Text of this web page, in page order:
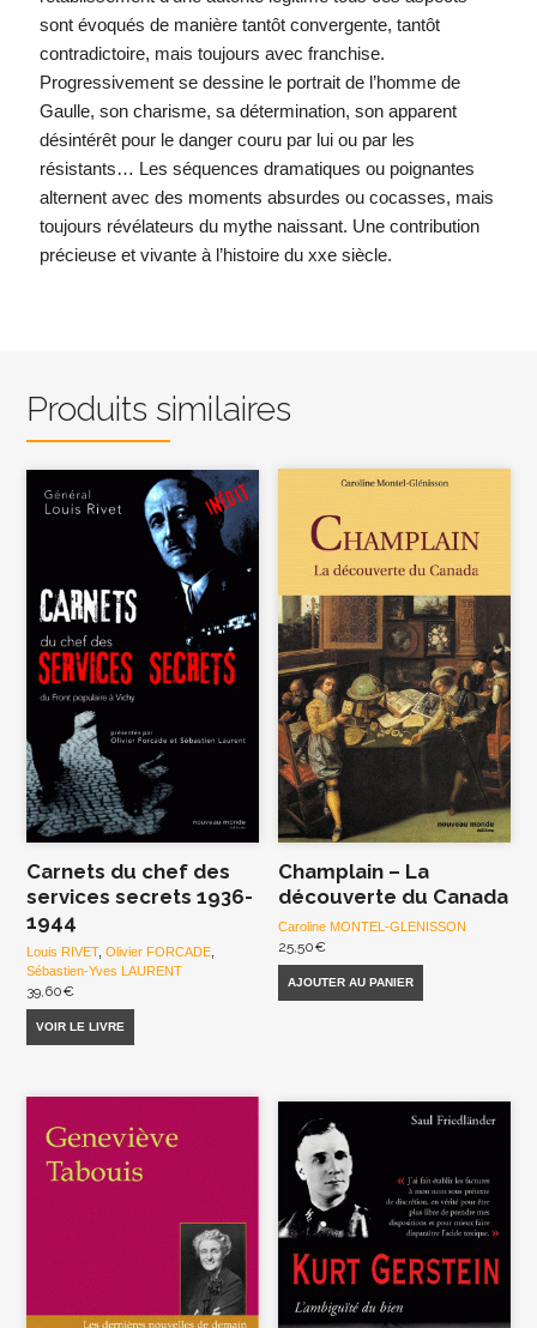
sont évoqués de manière tantôt convergente, tantôt
contradictoire, mais toujours avec franchise.
Progressivement se dessine le portrait de l’homme de
Gaulle, son charisme, sa détermination, son apparent
désintérêt pour le danger couru par lui ou par les
résistants… Les séquences dramatiques ou poignantes
alternent avec des moments absurdes ou cocasses, mais
toujours révélateurs du mythe naissant. Une contribution
précieuse et vivante à l’histoire du xxe siècle.
Produits similaires
Carnets du chef des
services secrets 1936-
1944
Louis RIVET,Olivier FORCADE,
Sébastien-Yves LAURENT
39,60€
VOIR LE LIVRE
Champlain – La
découverte du Canada
Caroline MONTEL-GLENISSON
25,50€
AJOUTER AU PANIER